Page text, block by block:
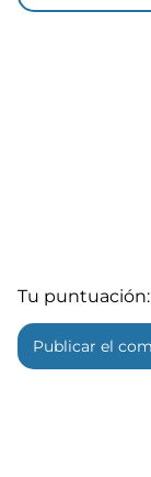
Tu puntuación: